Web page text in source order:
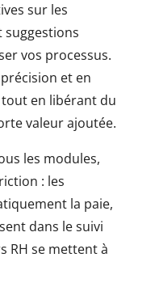
sur les
suggestions
vos processus.
précision et en
en libérant du
valeur ajoutée.
les modules,
: les
la paie,
dans le suivi
RH se mettent à